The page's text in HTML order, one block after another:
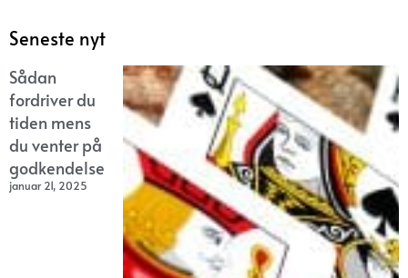
Seneste nyt
Sådan
fordriver du
tiden mens
du venter på
godkendelse
januar 21, 2025